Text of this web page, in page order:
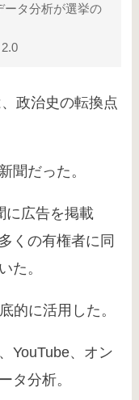
ータ分析が選挙の
政治史の転換点
聞だった。
に広告を掲載
くの有権者に同
た。
的に活用した。
YouTube、オン
タ分析。